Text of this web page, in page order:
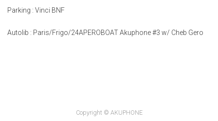
Parking : Vinci BNF
Autolib : Paris/Frigo/24APEROBOAT Akuphone #3 w/ Cheb Gero
Copyright © AKUPHONE